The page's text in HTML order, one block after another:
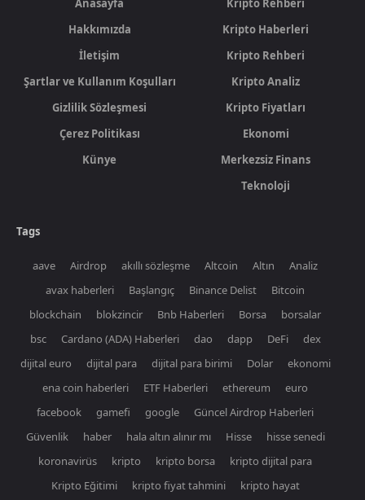
Hakkımızda
İletişim
Şartlar ve Kullanım Koşulları
Gizlilik Sözleşmesi
Çerez Politikası
Künye
Kripto Haberleri
Kripto Rehberi
Kripto Analiz
Kripto Fiyatları
Ekonomi
Merkezsiz Finans
Teknoloji
Tags
aave Airdrop akıllı sözleşme Altcoin Altın
Analiz
avax haberleri
Başlangıç Binance Delist
Bitcoin
blockchain
blokzincir Bnb Haberleri Borsa
borsalar
bsc
Cardano (ADA) Haberleri dao dapp DeFi
dex
dijital euro
dijital para dijital para birimi Dolar
ekonomi
ena coin haberleri
ETF Haberleri ethereum
euro
facebook
gamefi google
Güncel Airdrop Haberleri
Güvenlik
haber hala altın alınır mı Hisse
hisse senedi
koronavirüs
kripto kripto borsa
kripto dijital para
Kripto Eğitimi
kripto fiyat tahmini kripto hayat